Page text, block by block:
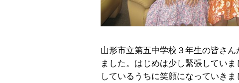
山形市立第五中学校３年生の皆さ
ました。はじめは少し緊張してい
しているうちに笑顔になっていき